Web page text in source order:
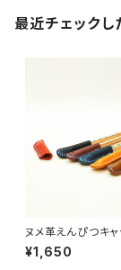
最近チェックし
ヌメ革えんぴつキャ
り）
¥1,650